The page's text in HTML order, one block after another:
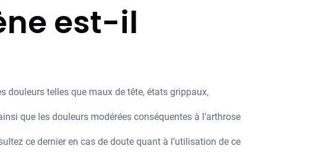
est-il
douleurs telles que maux de tête, états grippaux,
que les douleurs modérées conséquentes à l’arthrose
ce dernier en cas de doute quant à l’utilisation de ce